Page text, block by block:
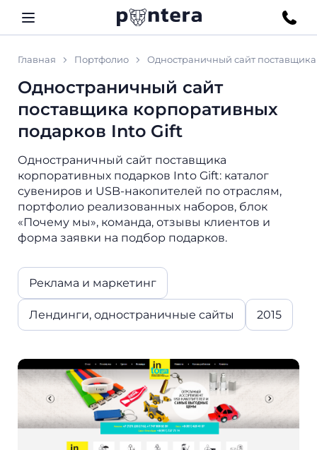
Главная Портфолио Одностраничный сайт
Одностраничный сайт
поставщика корпоративных
подарков Into Gift
Одностраничный сайт поставщика
корпоративных подарков Into Gift: каталог
сувениров и USB-накопителей по отраслям,
портфолио реализованных наборов, блок
«Почему мы», команда, отзывы клиентов и
форма заявки на подбор подарков.
Реклама и маркетинг
Лендинги, одностраничные сайты 2015